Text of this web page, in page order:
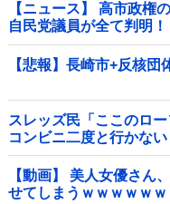
【ニュース】 高市政権
自民党議員が全て判明
ｗｗ
【悲報】長崎市+反核団
スレッズ民「ここのロ
コンビニ二度と行かな
も「ヤバイのはお前だ
他
【動画】 美人女優さん
せてしまうｗｗｗｗｗｗ